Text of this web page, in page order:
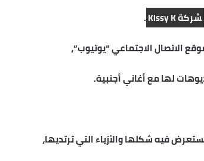
شركة Kissy K
.
الاتصال الاجتماعي “يوتيوب“،
لها مع أغاني أجنبية.
فيه شكلها والأزياء التي ترتديها،